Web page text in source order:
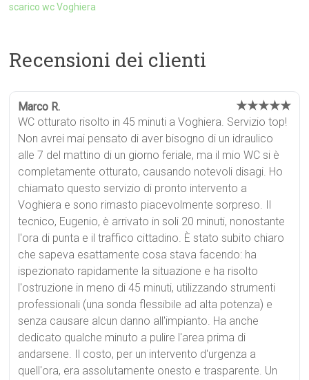
scarico wc Voghiera
Recensioni dei clienti
Marco R. ★★★★★
WC otturato risolto in 45 minuti a Voghiera. Servizio top!
Non avrei mai pensato di aver bisogno di un idraulico
alle 7 del mattino di un giorno feriale, ma il mio WC si è
completamente otturato, causando notevoli disagi. Ho
chiamato questo servizio di pronto intervento a
Voghiera e sono rimasto piacevolmente sorpreso. Il
tecnico, Eugenio, è arrivato in soli 20 minuti, nonostante
l'ora di punta e il traffico cittadino. È stato subito chiaro
che sapeva esattamente cosa stava facendo: ha
ispezionato rapidamente la situazione e ha risolto
l'ostruzione in meno di 45 minuti, utilizzando strumenti
professionali (una sonda flessibile ad alta potenza) e
senza causare alcun danno all'impianto. Ha anche
dedicato qualche minuto a pulire l'area prima di
andarsene. Il costo, per un intervento d'urgenza a
quell'ora, era assolutamente onesto e trasparente. Un